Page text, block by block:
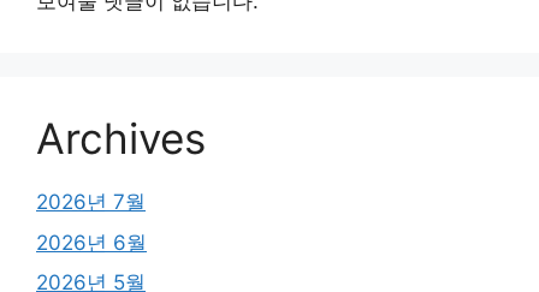
Archives
2026년 7월
2026년 6월
2026년 5월